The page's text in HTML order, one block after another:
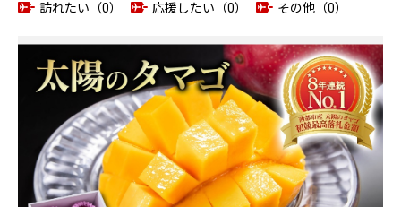
訪れたい（0）
応援したい（0） その他（0）